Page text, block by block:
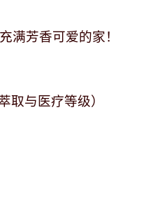
满芳香可爱的家！
取与医疗等级）